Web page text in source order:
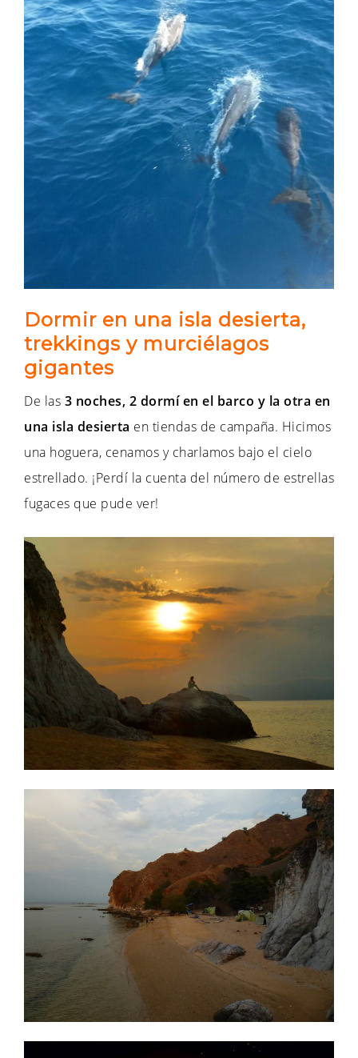
Dormir en una isla desierta,
trekkings y murciélagos
gigantes
De las 3 noches, 2 dormí en el barco y la otra en
una isla desierta en tiendas de campaña. Hicimos
una hoguera, cenamos y charlamos bajo el cielo
estrellado. ¡Perdí la cuenta del número de estrellas
fugaces que pude ver!